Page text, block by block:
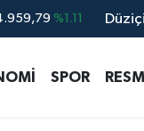
%0.18
%0.38
Düziçi
SPOR